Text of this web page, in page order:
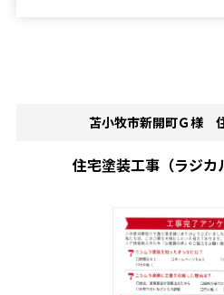
苫小牧市新開町Ｇ様
住宅塗装工事（ラジカ